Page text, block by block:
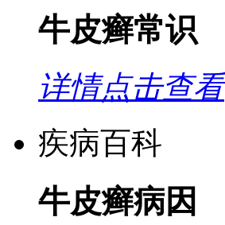
牛皮癣常识
详情点击查看
疾病百科
牛皮癣病因